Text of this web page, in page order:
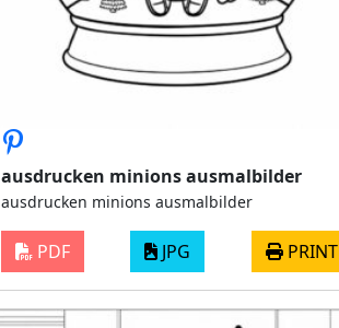
ausdrucken minions ausmalbilder
ausdrucken minions ausmalbilder
PDF JPG PRINT